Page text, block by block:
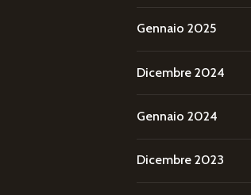
Gennaio 2025
Dicembre 2024
Gennaio 2024
Dicembre 2023